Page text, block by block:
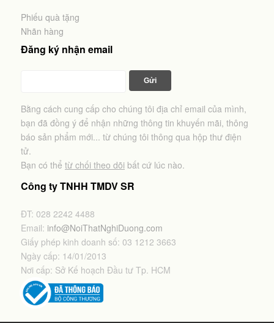
Phiếu quà tặng
Nhãn hàng
Đăng ký nhận email
Bằng cách cung cấp cho chúng tôi địa chỉ email của mình,
bạn đã đồng ý để nhận những thông tin khuyến mãi, thông
báo sản phẩm mới... từ chúng tôi thông qua hộp thư điện
tử.
Bạn có thể từ chối theo dõi bất cứ lúc nào.
Công ty TNHH TMDV SR
ĐT: 028 2242 4488
Email: info@NoiThatNghiDuong.com
Giấy phép kinh doanh số: 03 1212 3663
Ngày cấp: 14/01/2013
Nơi cấp: Sở Kế hoạch Đầu tư Tp. HCM